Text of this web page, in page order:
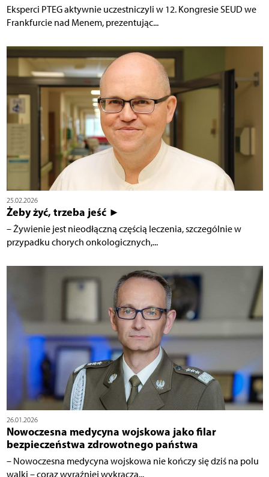
Eksperci PTEG aktywnie uczestniczyli w 12. Kongresie SEUD we
Frankfurcie nad Menem, prezentując...
25.02.2026
Żeby żyć, trzeba jeść ►
– Żywienie jest nieodłączną częścią leczenia, szczególnie w
przypadku chorych onkologicznych,...
26.01.2026
Nowoczesna medycyna wojskowa jako filar
bezpieczeństwa zdrowotnego państwa
– Nowoczesna medycyna wojskowa nie kończy się dziś na polu
walki – coraz wyraźniej wykracza...